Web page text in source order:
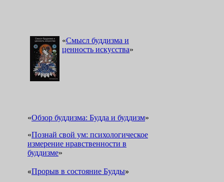
«Смысл буддизма и
ценность искусства»
«Обзор буддизма: Будда и буддизм»
«Познай свой ум: психологическое
измерение нравственности в
буддизме»
«Прорыв в состояние Будды»